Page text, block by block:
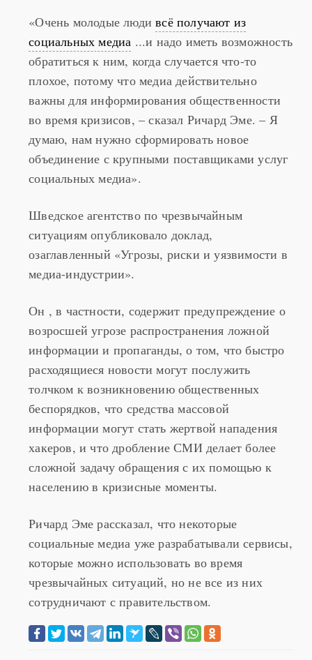
«Очень молодые люди всё получают из
социальных медиа ...и надо иметь возможность
обратиться к ним, когда случается что-то
плохое, потому что медиа действительно
важны для информирования общественности
во время кризисов, – сказал Ричард Эме. – Я
думаю, нам нужно сформировать новое
объединение с крупными поставщиками услуг
Шведское агентство по чрезвычайным
ситуациям опубликовало доклад,
озаглавленный «Угрозы, риски и уязвимости в
Он , в частности, содержит предупреждение о
возросшей угрозе распространения ложной
информации и пропаганды, о том, что быстро
расходящиеся новости могут послужить
толчком к возникновению общественных
беспорядков, что средства массовой
информации могут стать жертвой нападения
хакеров, и что дробление СМИ делает более
сложной задачу обращения с их помощью к
Ричард Эме рассказал, что некоторые
социальные медиа уже разрабатывали сервисы,
которые можно использовать во время
чрезвычайных ситуаций, но не все из них
сотрудничают с правительством.